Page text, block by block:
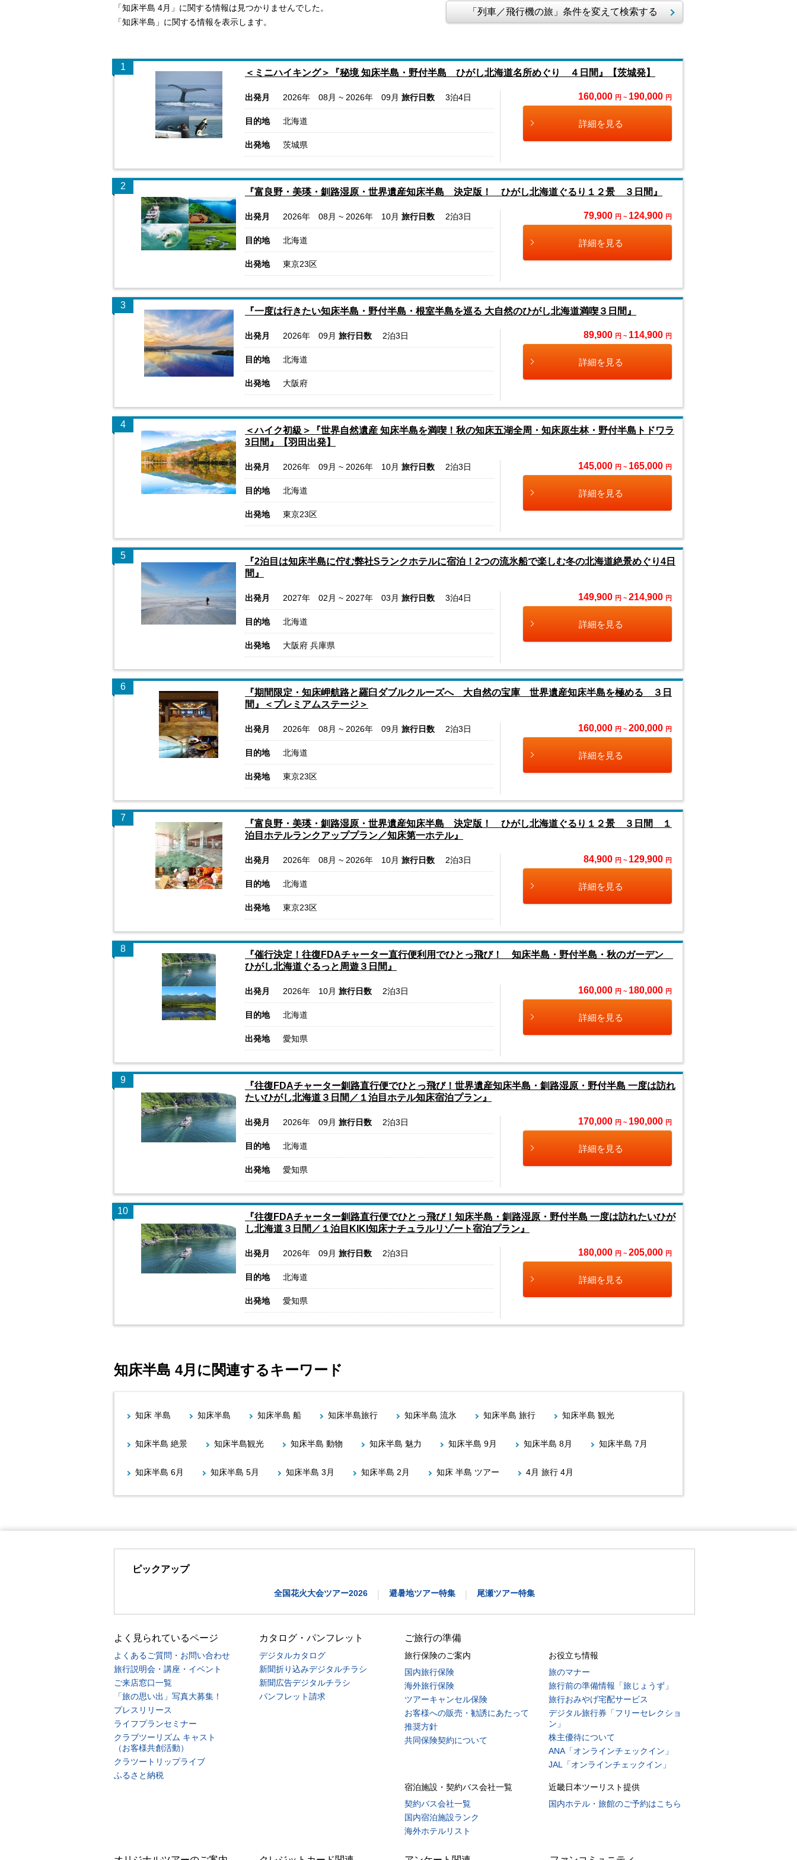
「知床半島 4月」に関する情報は見つかりませんでした。
「知床半島」に関する情報を表示します。
「列車／飛行機の旅」条件を変えて検索する
1
＜ミニハイキング＞『秘境 知床半島・野付半島 ひがし北海道名所めぐり ４日間』【茨城発】
出発月 2026年 08月 ~ 2026年 09月 旅行日数 3泊4日
目的地 北海道
出発地 茨城県
160,000 円 ~ 190,000 円
詳細を見る
2
『富良野・美瑛・釧路湿原・世界遺産知床半島 決定版！ ひがし北海道ぐるり１２景 ３日間』
出発月 2026年 08月 ~ 2026年 10月 旅行日数 2泊3日
目的地 北海道
出発地 東京23区
79,900 円 ~ 124,900 円
詳細を見る
3
『一度は行きたい知床半島・野付半島・根室半島を巡る 大自然のひがし北海道満喫３日間』
出発月 2026年 09月 旅行日数 2泊3日
目的地 北海道
出発地 大阪府
89,900 円 ~ 114,900 円
詳細を見る
4
＜ハイク初級＞『世界自然遺産 知床半島を満喫！秋の知床五湖全周・知床原生林・野付半島トドワラ
3日間』【羽田出発】
出発月 2026年 09月 ~ 2026年 10月 旅行日数 2泊3日
目的地 北海道
出発地 東京23区
145,000 円 ~ 165,000 円
詳細を見る
5
『2泊目は知床半島に佇む弊社Sランクホテルに宿泊！2つの流氷船で楽しむ冬の北海道絶景めぐり4日
間』
出発月 2027年 02月 ~ 2027年 03月 旅行日数 3泊4日
目的地 北海道
出発地 大阪府 兵庫県
149,900 円 ~ 214,900 円
詳細を見る
6
『期間限定・知床岬航路と羅臼ダブルクルーズへ 大自然の宝庫 世界遺産知床半島を極める ３日
間』＜プレミアムステージ＞
出発月 2026年 08月 ~ 2026年 09月 旅行日数 2泊3日
目的地 北海道
出発地 東京23区
160,000 円 ~ 200,000 円
詳細を見る
7
『富良野・美瑛・釧路湿原・世界遺産知床半島 決定版！ ひがし北海道ぐるり１２景 ３日間 １
泊目ホテルランクアッププラン／知床第一ホテル』
出発月 2026年 08月 ~ 2026年 10月 旅行日数 2泊3日
目的地 北海道
出発地 東京23区
84,900 円 ~ 129,900 円
詳細を見る
8
『催行決定！往復FDAチャーター直行便利用でひとっ飛び！ 知床半島・野付半島・秋のガーデン
ひがし北海道ぐるっと周遊３日間』
出発月 2026年 10月 旅行日数 2泊3日
目的地 北海道
出発地 愛知県
160,000 円 ~ 180,000 円
詳細を見る
9
『往復FDAチャーター釧路直行便でひとっ飛び！世界遺産知床半島・釧路湿原・野付半島 一度は訪れ
たいひがし北海道３日間／１泊目ホテル知床宿泊プラン』
出発月 2026年 09月 旅行日数 2泊3日
目的地 北海道
出発地 愛知県
170,000 円 ~ 190,000 円
詳細を見る
10
『往復FDAチャーター釧路直行便でひとっ飛び！知床半島・釧路湿原・野付半島 一度は訪れたいひが
し北海道３日間／１泊目KIKI知床ナチュラルリゾート宿泊プラン』
出発月 2026年 09月 旅行日数 2泊3日
目的地 北海道
出発地 愛知県
180,000 円 ~ 205,000 円
詳細を見る
知床半島 4月に関連するキーワード
知床 半島 知床半島 知床半島 船 知床半島旅行 知床半島 流氷 知床半島 旅行 知床半島 観光
知床半島 絶景 知床半島観光 知床半島 動物 知床半島 魅力 知床半島 9月 知床半島 8月 知床半島 7月
知床半島 6月 知床半島 5月 知床半島 3月 知床半島 2月 知床 半島 ツアー 4月 旅行 4月
ピックアップ
全国花火大会ツアー2026 避暑地ツアー特集 尾瀬ツアー特集
よく見られているページ
よくあるご質問・お問い合わせ
旅行説明会・講座・イベント
ご来店窓口一覧
「旅の思い出」写真大募集！
プレスリリース
ライフプランセミナー
クラブツーリズム キャスト
（お客様共創活動）
クラツートリップライブ
ふるさと納税
カタログ・パンフレット
デジタルカタログ
新聞折り込みデジタルチラシ
新聞広告デジタルチラシ
パンフレット請求
ご旅行の準備
旅行保険のご案内
国内旅行保険
海外旅行保険
ツアーキャンセル保険
お客様への販売・勧誘にあたって
推奨方針
共同保険契約について
お役立ち情報
旅のマナー
旅行前の準備情報「旅じょうず」
旅行おみやげ宅配サービス
デジタル旅行券「フリーセレクショ
ン」
株主優待について
ANA「オンラインチェックイン」
JAL「オンラインチェックイン」
宿泊施設・契約バス会社一覧
契約バス会社一覧
国内宿泊施設ランク
海外ホテルリスト
近畿日本ツーリスト提供
国内ホテル・旅館のご予約はこちら